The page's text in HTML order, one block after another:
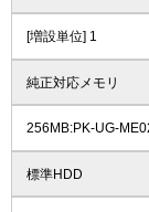
[増設単位] 1
純正対応メモリ
256MB:PK-UG-
標準HDD